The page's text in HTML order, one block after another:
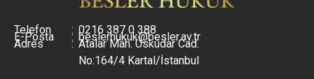
Telefon : 0216 387 0 388
E-Posta : beslerhukuk@besler.av.tr
Adres : Atalar Mah. Üsküdar Cad.
No:164/4 Kartal/İstanbul